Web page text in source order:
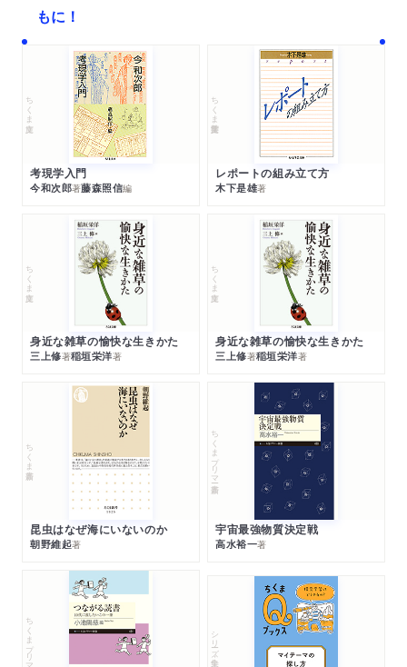
もに！
ちくま文庫
考現学入門
今和次郎著藤森照信編
ちくま学芸文庫
レポートの組み立て方
木下是雄著
ちくま文庫
身近な雑草の愉快な生きかた
三上修著稲垣栄洋著
ちくま文庫
身近な雑草の愉快な生きかた
三上修著稲垣栄洋著
ちくま新書
昆虫はなぜ海にいないのか
朝野維起著
ちくまプリマー新書
宇宙最強物質決定戦
高水裕一著
ちくまプリマー新書 シリーズ・全集